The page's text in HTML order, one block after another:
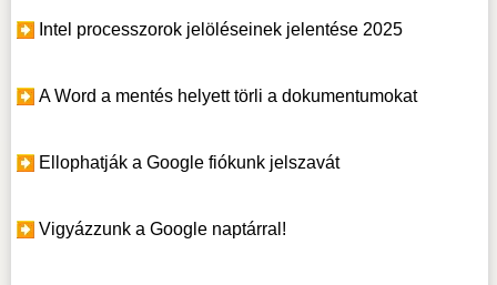
Intel processzorok jelöléseinek jelentése 2025
A Word a mentés helyett törli a dokumentumokat
Ellophatják a Google fiókunk jelszavát
Vigyázzunk a Google naptárral!